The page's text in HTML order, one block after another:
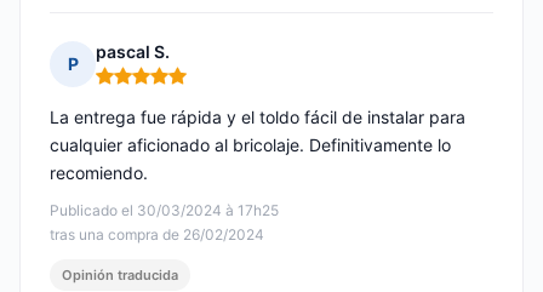
P
pascal S.
Nota: 5 de 5
Publicado el 30/03/2024 à 17h25
tras una compra de 26/02/2024
La entrega fue rápida y el toldo fácil de instalar para
cualquier aficionado al bricolaje. Definitivamente lo
recomiendo.
Opinión traducida